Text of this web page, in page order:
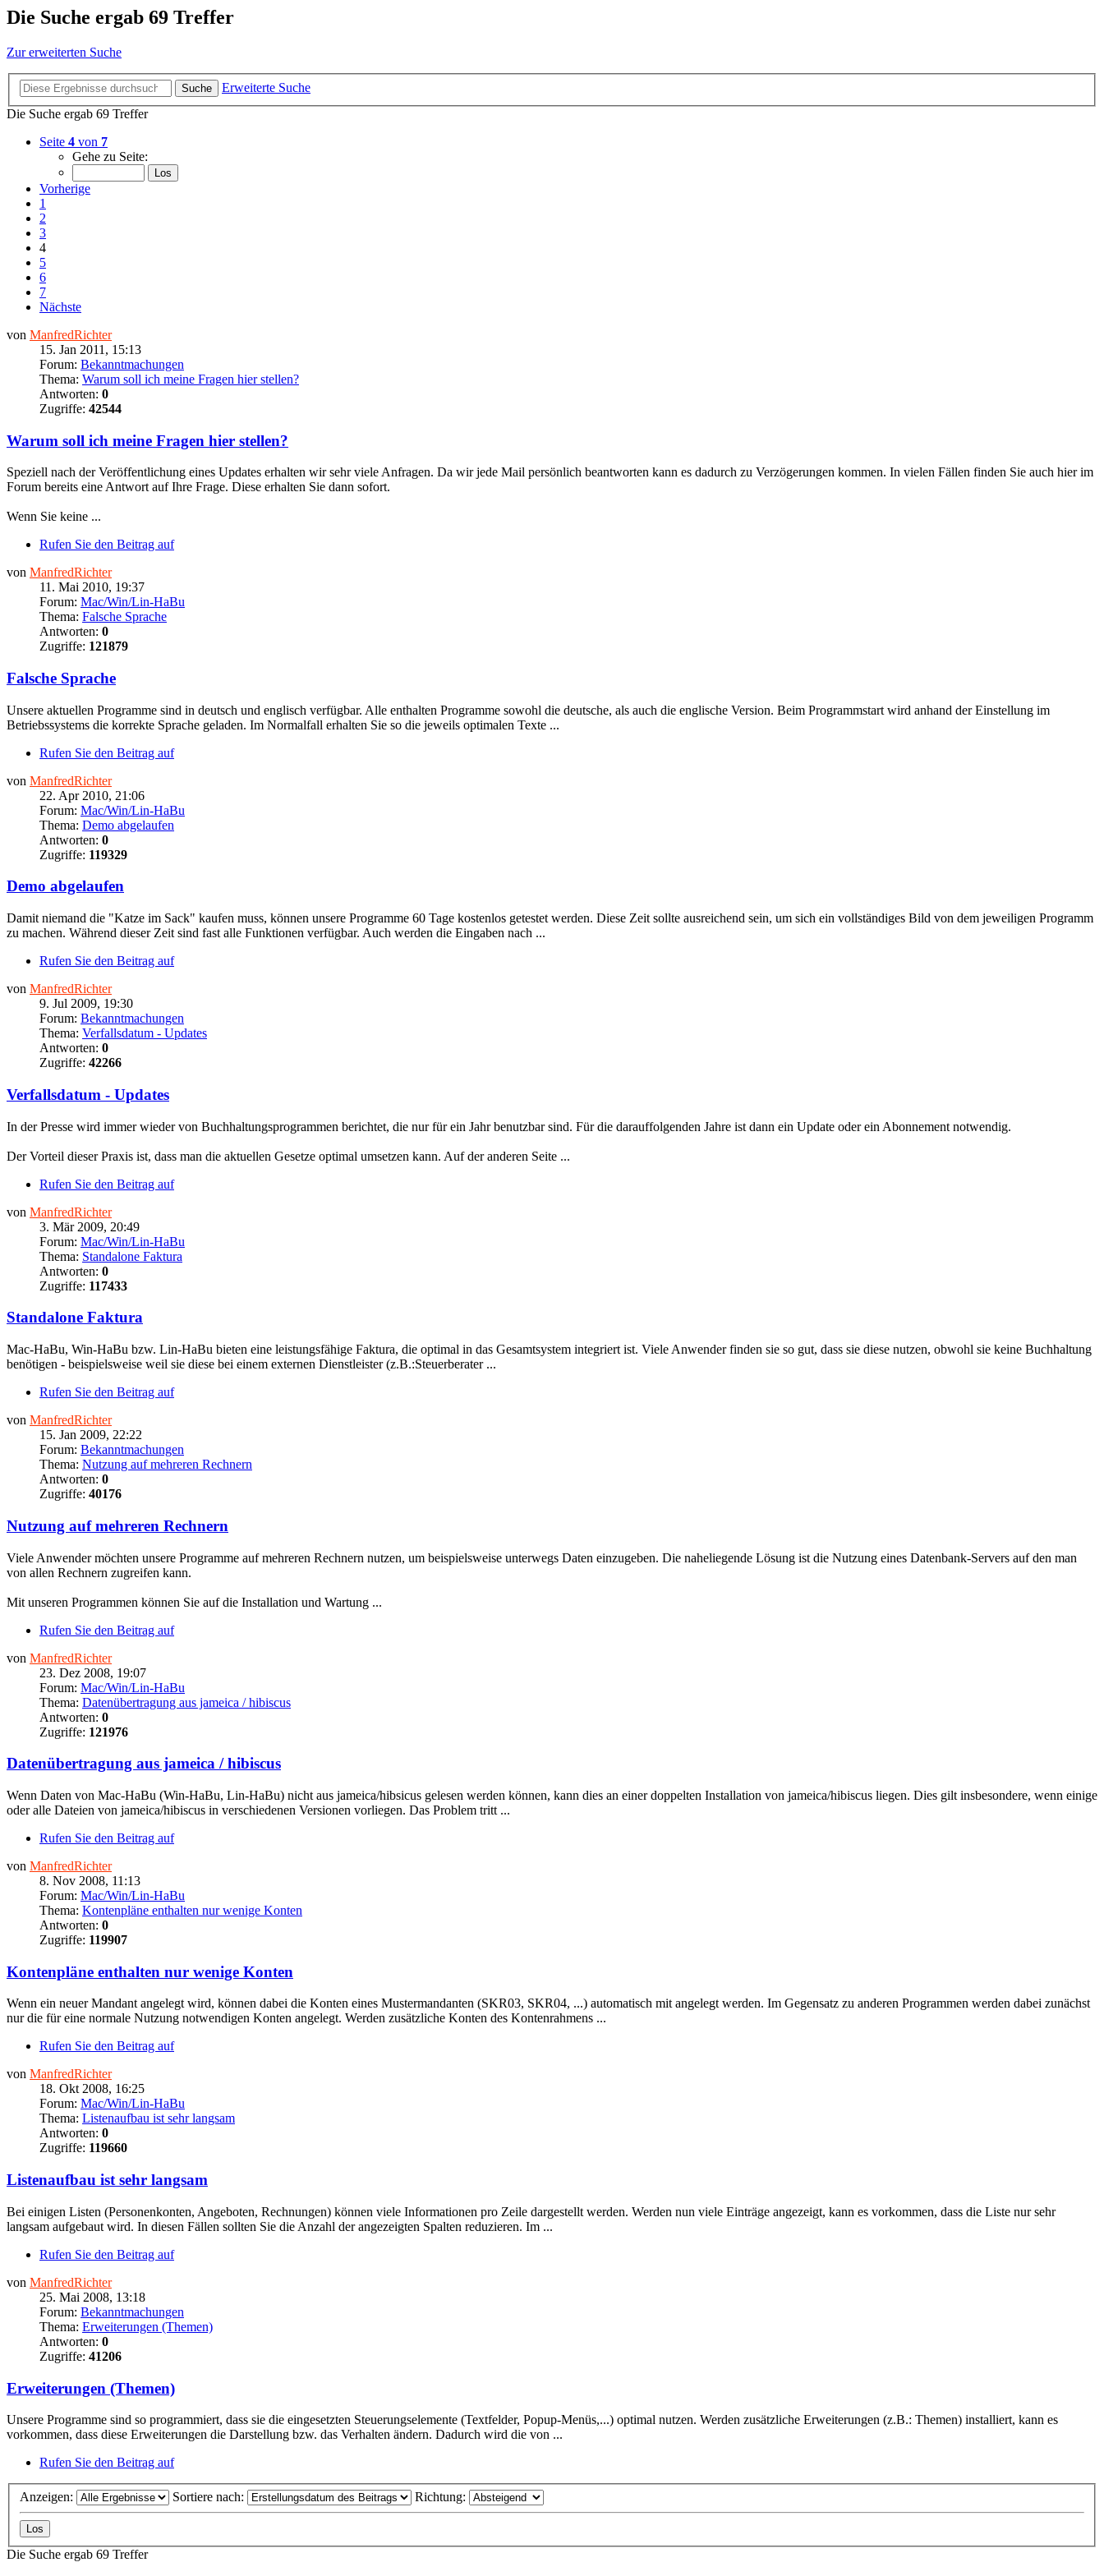
Die Suche ergab 69 Treffer
Zur erweiterten Suche
Suche
Erweiterte Suche
Die Suche ergab 69 Treffer
Seite 4 von 7
Gehe zu Seite:
Vorherige
1
2
3
4
5
6
7
Nächste
von ManfredRichter
15. Jan 2011, 15:13
Forum: Bekanntmachungen
Thema: Warum soll ich meine Fragen hier stellen?
Antworten: 0
Zugriffe: 42544
Warum soll ich meine Fragen hier stellen?
Speziell nach der Veröffentlichung eines Updates erhalten wir sehr viele Anfragen. Da wir jede Mail persönlich beantworten kann es dadurch zu Verzögerungen kommen. In vielen Fällen finden Sie auch hier im
Forum bereits eine Antwort auf Ihre Frage. Diese erhalten Sie dann sofort.
Wenn Sie keine ...
Rufen Sie den Beitrag auf
von ManfredRichter
11. Mai 2010, 19:37
Forum: Mac/Win/Lin-HaBu
Thema: Falsche Sprache
Antworten: 0
Zugriffe: 121879
Falsche Sprache
Unsere aktuellen Programme sind in deutsch und englisch verfügbar. Alle enthalten Programme sowohl die deutsche, als auch die englische Version. Beim Programmstart wird anhand der Einstellung im
Betriebssystems die korrekte Sprache geladen. Im Normalfall erhalten Sie so die jeweils optimalen Texte ...
Rufen Sie den Beitrag auf
von ManfredRichter
22. Apr 2010, 21:06
Forum: Mac/Win/Lin-HaBu
Thema: Demo abgelaufen
Antworten: 0
Zugriffe: 119329
Demo abgelaufen
Damit niemand die "Katze im Sack" kaufen muss, können unsere Programme 60 Tage kostenlos getestet werden. Diese Zeit sollte ausreichend sein, um sich ein vollständiges Bild von dem jeweiligen Programm
zu machen. Während dieser Zeit sind fast alle Funktionen verfügbar. Auch werden die Eingaben nach ...
Rufen Sie den Beitrag auf
von ManfredRichter
9. Jul 2009, 19:30
Forum: Bekanntmachungen
Thema: Verfallsdatum - Updates
Antworten: 0
Zugriffe: 42266
Verfallsdatum - Updates
In der Presse wird immer wieder von Buchhaltungsprogrammen berichtet, die nur für ein Jahr benutzbar sind. Für die darauffolgenden Jahre ist dann ein Update oder ein Abonnement notwendig.
Der Vorteil dieser Praxis ist, dass man die aktuellen Gesetze optimal umsetzen kann. Auf der anderen Seite ...
Rufen Sie den Beitrag auf
von ManfredRichter
3. Mär 2009, 20:49
Forum: Mac/Win/Lin-HaBu
Thema: Standalone Faktura
Antworten: 0
Zugriffe: 117433
Standalone Faktura
Mac-HaBu, Win-HaBu bzw. Lin-HaBu bieten eine leistungsfähige Faktura, die optimal in das Gesamtsystem integriert ist. Viele Anwender finden sie so gut, dass sie diese nutzen, obwohl sie keine Buchhaltung
benötigen - beispielsweise weil sie diese bei einem externen Dienstleister (z.B.:Steuerberater ...
Rufen Sie den Beitrag auf
von ManfredRichter
15. Jan 2009, 22:22
Forum: Bekanntmachungen
Thema: Nutzung auf mehreren Rechnern
Antworten: 0
Zugriffe: 40176
Nutzung auf mehreren Rechnern
Viele Anwender möchten unsere Programme auf mehreren Rechnern nutzen, um beispielsweise unterwegs Daten einzugeben. Die naheliegende Lösung ist die Nutzung eines Datenbank-Servers auf den man
von allen Rechnern zugreifen kann.
Mit unseren Programmen können Sie auf die Installation und Wartung ...
Rufen Sie den Beitrag auf
von ManfredRichter
23. Dez 2008, 19:07
Forum: Mac/Win/Lin-HaBu
Thema: Datenübertragung aus jameica / hibiscus
Antworten: 0
Zugriffe: 121976
Datenübertragung aus jameica / hibiscus
Wenn Daten von Mac-HaBu (Win-HaBu, Lin-HaBu) nicht aus jameica/hibsicus gelesen werden können, kann dies an einer doppelten Installation von jameica/hibiscus liegen. Dies gilt insbesondere, wenn einige
oder alle Dateien von jameica/hibiscus in verschiedenen Versionen vorliegen. Das Problem tritt ...
Rufen Sie den Beitrag auf
von ManfredRichter
8. Nov 2008, 11:13
Forum: Mac/Win/Lin-HaBu
Thema: Kontenpläne enthalten nur wenige Konten
Antworten: 0
Zugriffe: 119907
Kontenpläne enthalten nur wenige Konten
Wenn ein neuer Mandant angelegt wird, können dabei die Konten eines Mustermandanten (SKR03, SKR04, ...) automatisch mit angelegt werden. Im Gegensatz zu anderen Programmen werden dabei zunächst
nur die für eine normale Nutzung notwendigen Konten angelegt. Werden zusätzliche Konten des Kontenrahmens ...
Rufen Sie den Beitrag auf
von ManfredRichter
18. Okt 2008, 16:25
Forum: Mac/Win/Lin-HaBu
Thema: Listenaufbau ist sehr langsam
Antworten: 0
Zugriffe: 119660
Listenaufbau ist sehr langsam
Bei einigen Listen (Personenkonten, Angeboten, Rechnungen) können viele Informationen pro Zeile dargestellt werden. Werden nun viele Einträge angezeigt, kann es vorkommen, dass die Liste nur sehr
langsam aufgebaut wird. In diesen Fällen sollten Sie die Anzahl der angezeigten Spalten reduzieren. Im ...
Rufen Sie den Beitrag auf
von ManfredRichter
25. Mai 2008, 13:18
Forum: Bekanntmachungen
Thema: Erweiterungen (Themen)
Antworten: 0
Zugriffe: 41206
Erweiterungen (Themen)
Unsere Programme sind so programmiert, dass sie die eingesetzten Steuerungselemente (Textfelder, Popup-Menüs,...) optimal nutzen. Werden zusätzliche Erweiterungen (z.B.: Themen) installiert, kann es
vorkommen, dass diese Erweiterungen die Darstellung bzw. das Verhalten ändern. Dadurch wird die von ...
Rufen Sie den Beitrag auf
Anzeigen: Sortiere nach: Richtung:
Die Suche ergab 69 Treffer